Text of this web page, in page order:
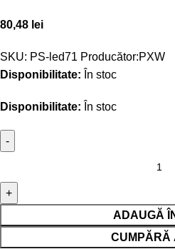
80,48 lei
SKU: PS-led71 Producător:PXW
Disponibilitate: În stoc
Disponibilitate: În stoc
ADAUGĂ
CUMPĂRĂ